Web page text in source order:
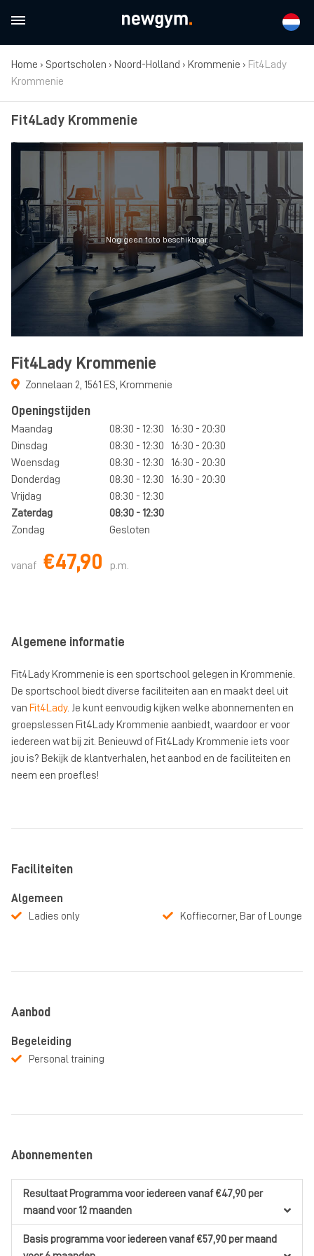
Home › Sportscholen › Noord-Holland › Krommenie › Fit4Lady
Krommenie
Fit4Lady Krommenie
Nog geen foto beschikbaar.
Fit4Lady Krommenie
Zonnelaan 2, 1561 ES, Krommenie
Openingstijden
Maandag 08:30 - 12:30
16:30 - 20:30
Dinsdag
08:30 - 12:30
16:30 - 20:30
Woensdag
08:30 - 12:30
16:30 - 20:30
Donderdag
08:30 - 12:30
16:30 - 20:30
Vrijdag
08:30 - 12:30
Zaterdag
08:30 - 12:30
Zondag
Gesloten
vanaf €47,90 p.m.
Algemene informatie
Fit4Lady Krommenie is een sportschool gelegen in Krommenie.
De sportschool biedt diverse faciliteiten aan en maakt deel uit
van Fit4Lady. Je kunt eenvoudig kijken welke abonnementen en
groepslessen Fit4Lady Krommenie aanbiedt, waardoor er voor
iedereen wat bij zit. Benieuwd of Fit4Lady Krommenie iets voor
jou is? Bekijk de klantverhalen, het aanbod en de faciliteiten en
neem een proefles!
Faciliteiten
Algemeen
Ladies only Koffiecorner, Bar of Lounge
Aanbod
Begeleiding
Personal training
Abonnementen
Resultaat Programmavoor iedereenvanaf €47,90per
maand voor 12 maanden
Basis programmavoor iedereenvanaf €57,90per maand